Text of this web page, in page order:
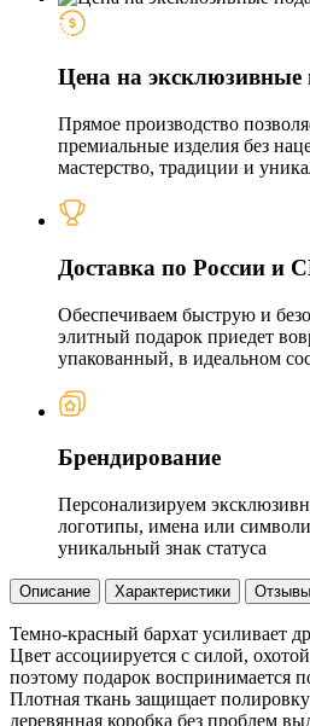
Цена на эксклюзивные
Прямое производство
премиальные изделия без
мастерство, традиции и
Доставка по России и
Обеспечиваем быструю и
элитный подарок приедет
упакованный, в идеальном
Брендирование
Персонализируем
логотипы, имена или
уникальный знак статуса
Описание Характеристики Отзывы
Темно-красный бархат усиливает
Цвет ассоциируется с силой,
поэтому подарок воспринимается
Плотная ткань защищает полировку
деревянная коробка без проблем